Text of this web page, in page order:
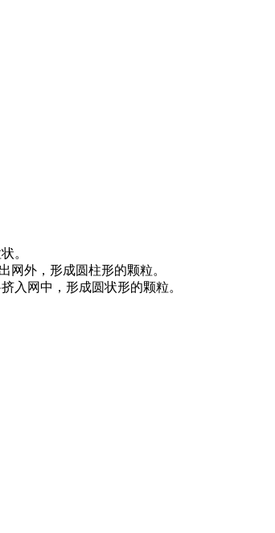
。
外，形成圆柱形的颗粒。
入网中，形成圆状形的颗粒。